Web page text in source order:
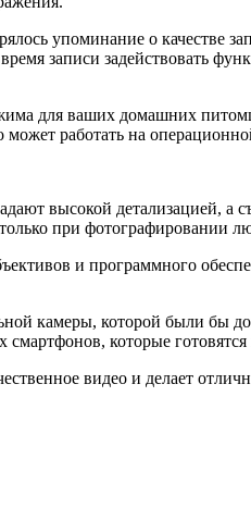
упоминание о качестве
записи задействовать
для ваших домашних
работать на
высокой детализацией,
при фотографировании
и программного
камеры, которой были бы
которые
видео и делает